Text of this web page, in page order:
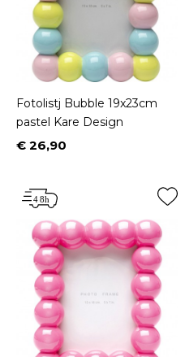
Fotolistj Bubble 19x23cm
pastel Kare Design
Prijs
€ 26,90